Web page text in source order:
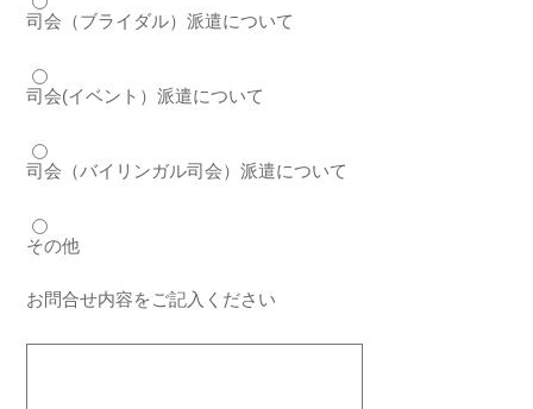
司会（ブライダル）派遣について
司会(イベント）派遣について
司会（バイリンガル司会）派遣について
その他
お問合せ内容をご記入ください